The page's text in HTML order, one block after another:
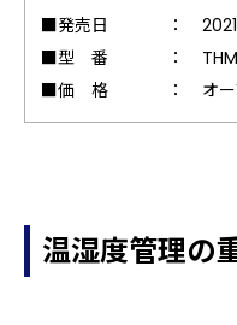
■発売日 ：
■型 番
：
■価 格
： オ
温湿度管理の